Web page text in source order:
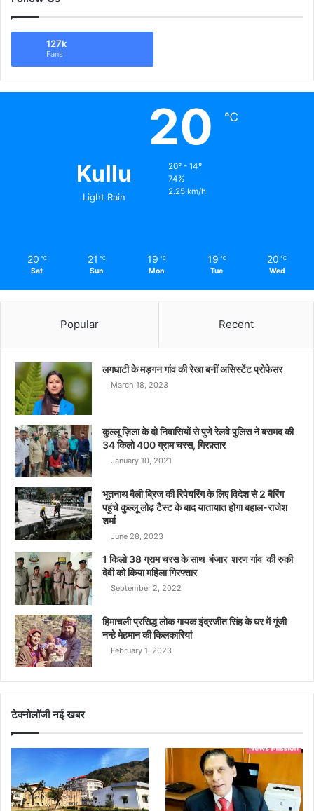
127k
Fans
Kullu
Light Rain
20 ℃
20º - 14º
74%
2.25 km/h
20 ℃
Sat
21 ℃
Sun
19 ℃
Mon
19 ℃
Tue
20 ℃
Wed
Popular Recent
लगघाटी के मड़गन गांव की रेखा बनीं असिस्टेंट प्रोफेसर
March 18, 2023
कुल्लू ज़िला के दो निवासियों से पुणे रेलवे पुलिस ने बरामद की
34 किलो 400 ग्राम चरस, गिरफ़्तार
January 10, 2021
भूतनाथ बैली ब्रिज की रिपेयरिंग के लिए विदेश से 2 बैरिंग
पहुंचे कुल्लू लोढ़ टैस्ट के बाद यातायात होगा बहाल-राजेश
शर्मा
June 28, 2023
1 किलो 38 ग्राम चरस के साथ बंजार शरण गांव की रुकी
देवी को किया महिला गिरफ्तार
September 2, 2022
हिमाचली प्रसिद्ध लोक गायक इंद्रजीत सिंह के घर में गूंजी
नन्हे मेहमान की किलकारियां
February 1, 2023
टेक्नोलॉजी नई खबर